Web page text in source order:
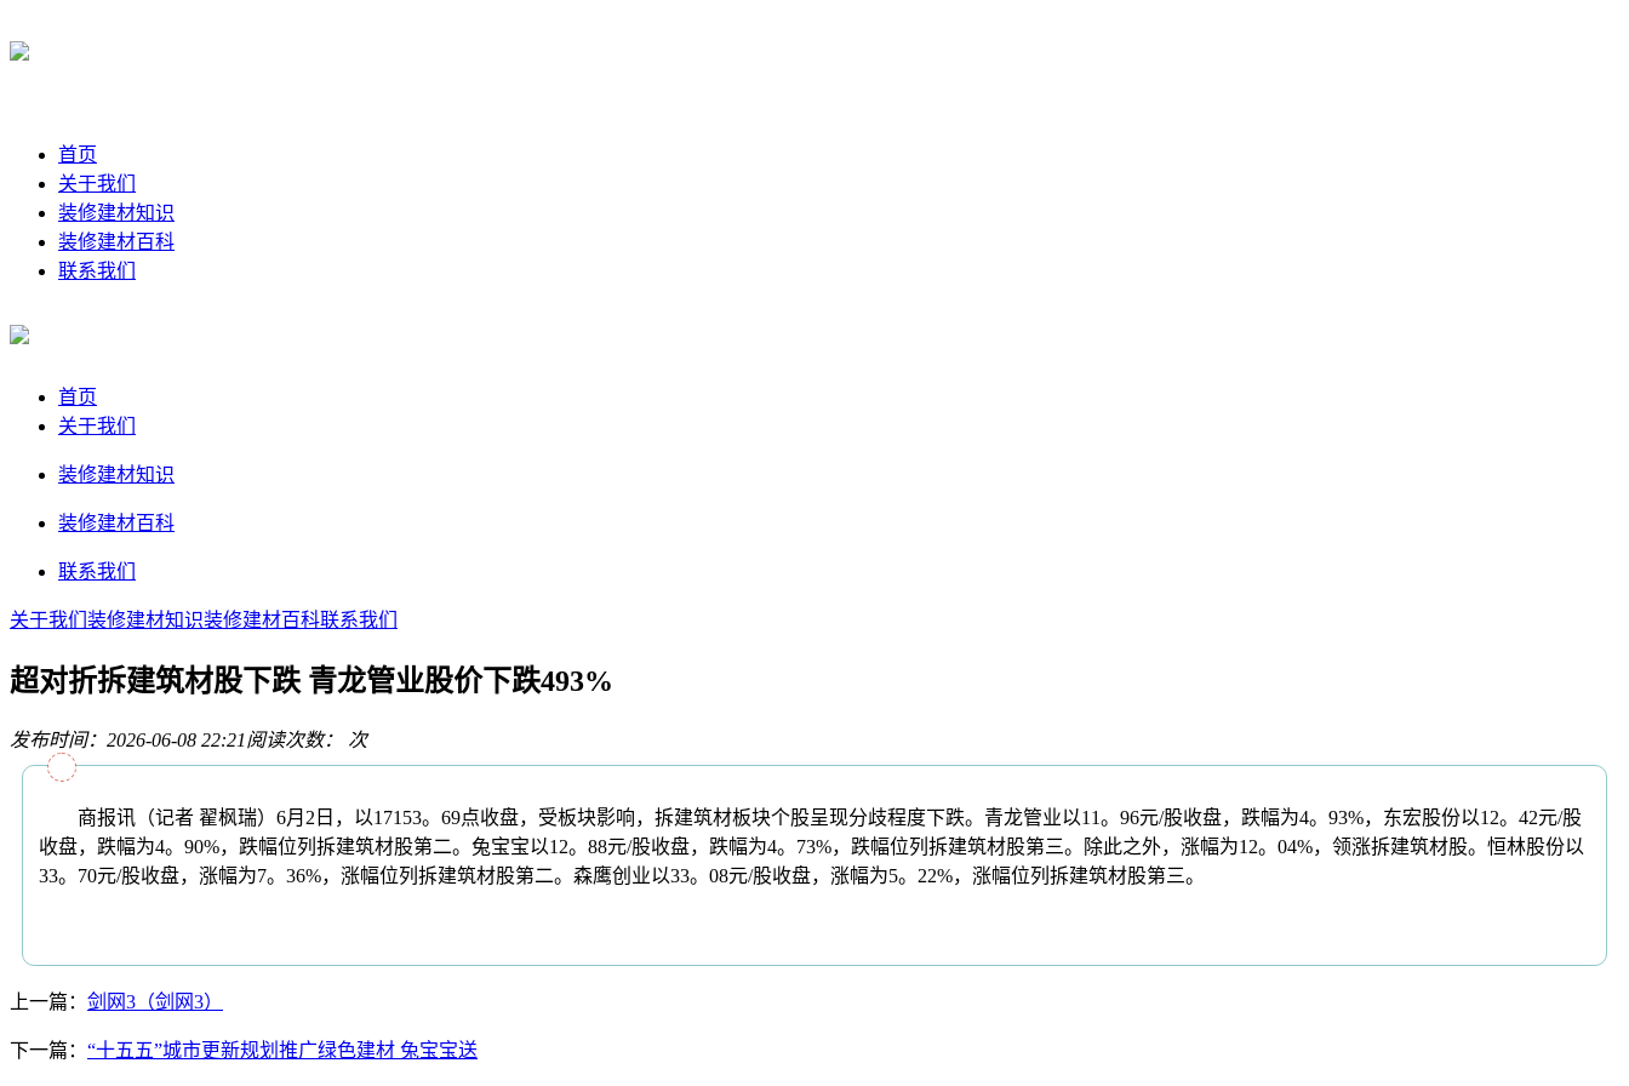
首页
关于我们
装修建材知识
装修建材百科
联系我们
首页
关于我们
装修建材知识
装修建材百科
联系我们
关于我们 装修建材知识装修建材百科联系我们
超对折拆建筑材股下跌 青龙管业股价下跌493%
发布时间：2026-06-08 22:21阅读次数： 次
商报讯（记者 翟枫瑞）6月2日，以17153。69点收盘，受板块影响，拆建筑材板块个股呈现分歧程度下跌。青龙管业以11。96元/股收盘，跌幅为4。93%，东宏股份以12。42元/股
收盘，跌幅为4。90%，跌幅位列拆建筑材股第二。兔宝宝以12。88元/股收盘，跌幅为4。73%，跌幅位列拆建筑材股第三。除此之外，涨幅为12。04%，领涨拆建筑材股。恒林股份以
33。70元/股收盘，涨幅为7。36%，涨幅位列拆建筑材股第二。森鹰创业以33。08元/股收盘，涨幅为5。22%，涨幅位列拆建筑材股第三。
上一篇： 剑网3（剑网3）
下一篇： “十五五”城市更新规划推广绿色建材 兔宝宝送